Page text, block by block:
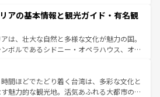
リンズでは、音楽と美食が融合した独特の
行者はアメリカの各地域で異なる魅力を楽
の多様性と豊かな歴史を感じることができ
のロードトリップや列車の旅も、アメリカ
ない。また、定番の観光地といえばオアフ
自然を求めるならマウイ島やカウアイ島が
ラルドグリーンに輝く海をはじめ、豊かな
づいている。「アロハスピリット」と呼ば
ローカルフードやハワイアンミュージッ
ラダンスなど、すべてがハワイの魅力を彩
るたびに新しい発見と感動が待っているハ
アの基本情報と観光ガイド・有名観
は、壮大な自然と多様な文化が魅力の国。
ボルであるシドニー・オペラハウス、オー
陸中央部にそびえるウルル（エアーズロッ
アの美しい原生林やケアンズの熱帯雨林な
たくさん。また、カフェやワイン、オージ
間ほどでたどり着く台湾は、多彩な文化と
魅力的な観光地。活気あふれる大都市の台